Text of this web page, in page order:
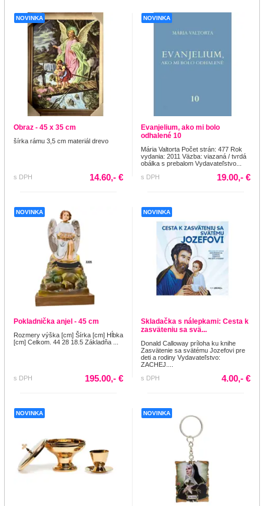
NOVINKA
Obraz - 45 x 35 cm
šírka rámu 3,5 cm materiál drevo
s DPH 14.60,- €
NOVINKA
Evanjelium, ako mi bolo
odhalené 10
Mária Valtorta Počet strán: 477 Rok
vydania: 2011 Väzba: viazaná / tvrdá
obálka s prebalom Vydavateľstvo...
s DPH
19.00,- €
NOVINKA
Pokladnička anjel - 45 cm
Rozmery výška [cm] Šírka [cm] Hĺbka
[cm] Celkom. 44 28 18.5 Základňa ...
s DPH 195.00,- €
NOVINKA
Skladačka s nálepkami: Cesta k
zasväteniu sa svä...
Donald Calloway príloha ku knihe
Zasvätenie sa svätému Jozefovi pre
deti a rodiny Vydavateľstvo:
ZACHEJ....
s DPH
4.00,- €
NOVINKA NOVINKA